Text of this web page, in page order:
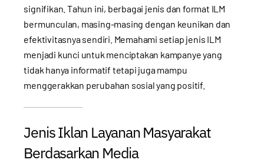
signifikan. Tahun ini, berbagai jenis dan format ILM
bermunculan, masing-masing dengan keunikan dan
efektivitasnya sendiri. Memahami setiap jenis ILM
menjadi kunci untuk menciptakan kampanye yang
tidak hanya informatif tetapi juga mampu
menggerakkan perubahan sosial yang positif.
Jenis Iklan Layanan Masyarakat
Berdasarkan Media